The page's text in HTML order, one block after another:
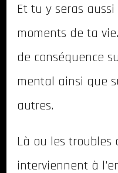
Et tu y seras
moments de ta
de conséquence
mental ainsi que
autres.
Là ou les troubles
interviennent à